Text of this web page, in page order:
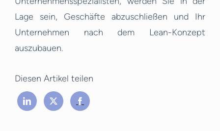
Lage sein, Geschäfte abzuschließen und Ihr
Unternehmen nach dem Lean-Konzept
auszubauen.
Diesen Artikel teilen